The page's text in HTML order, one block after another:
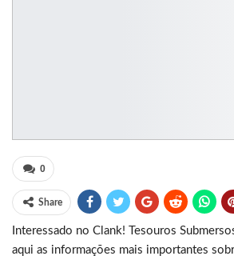
0
Share
Interessado no Clank! Tesouros
aqui as informações mais importantes